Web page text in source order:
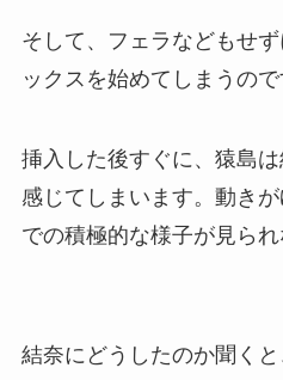
そして、フェラなどもせ
ックスを始めてしまうので
挿入した後すぐに、猿島
感じてしまいます。動き
での積極的な様子が見られ
結奈にどうしたのか聞く